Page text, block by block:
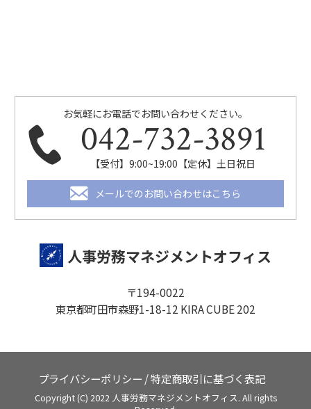
お気軽にお電話でお問い合わせください。
042-732-3891
【受付】9:00~19:00【定休】土日祝日
メールでのお問い合わせはこちら
人事労務マネジメントオフィス
〒194-0022
東京都町田市森野1-18-12 KIRA CUBE 202
プライバシーポリシー /特定商取引に基づく表記
Copyright (C) 2022 人事労務マネジメントオフィス. All rights